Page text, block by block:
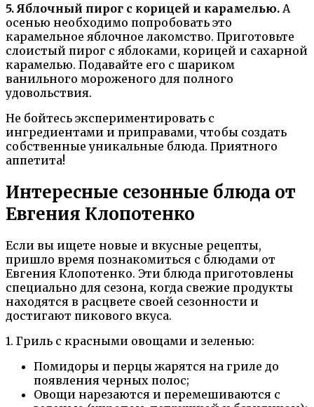
5. Яблочный пирог с корицей и карамелью. А
осенью необходимо попробовать это
карамельное яблочное лакомство. Приготовьте
слоистый пирог с яблоками, корицей и сахарной
карамелью. Подавайте его с шариком
ванильного мороженого для полного
удовольствия.
Не бойтесь экспериментировать с
ингредиентами и приправами, чтобы создать
собственные уникальные блюда. Приятного
аппетита!
Интересные сезонные блюда от
Евгения Клопотенко
Если вы ищете новые и вкусные рецепты,
пришло время познакомиться с блюдами от
Евгения Клопотенко. Эти блюда приготовлены
специально для сезона, когда свежие продукты
находятся в расцвете своей сезонности и
достигают пикового вкуса.
1. Гриль с красными овощами и зеленью:
Помидоры и перцы жарятся на гриле до
появления черных полос;
Овощи нарезаются и перемешиваются с